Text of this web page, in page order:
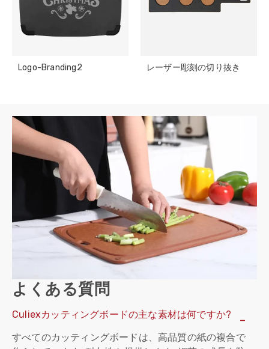
Logo-Branding2 レーザー彫刻の切り抜き
よくある質問
Culiexカッティングボードの主な素材は何ですか?
すべてのカッティングボードは、高品質の紙の複合で